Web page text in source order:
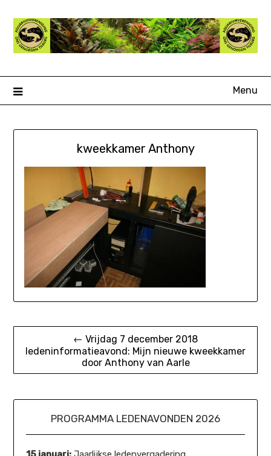
naar
inhoud
Menu
kweekkamer Anthony
Bericht
navigatie
← Vrijdag 7 december 2018
ledeninformatieavond: Mijn nieuwe kweekkamer
door Anthony van Aarle
PROGRAMMA LEDENAVONDEN 2026